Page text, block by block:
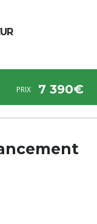
PRIX 7 390€